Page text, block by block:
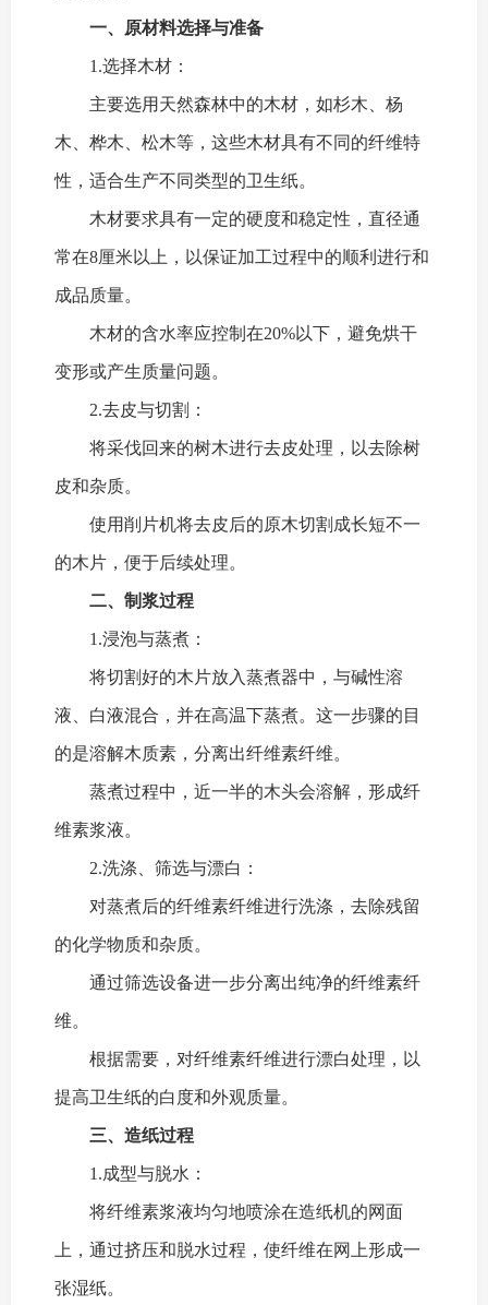
一、原材料选择与准备
1.选择木材：
主要选用天然森林中的木材，如杉木、杨
木、桦木、松木等，这些木材具有不同的纤维特
性，适合生产不同类型的卫生纸。
木材要求具有一定的硬度和稳定性，直径通
常在8厘米以上，以保证加工过程中的顺利进行和
成品质量。
木材的含水率应控制在20%以下，避免烘干
变形或产生质量问题。
2.去皮与切割：
将采伐回来的树木进行去皮处理，以去除树
皮和杂质。
使用削片机将去皮后的原木切割成长短不一
的木片，便于后续处理。
二、制浆过程
1.浸泡与蒸煮：
将切割好的木片放入蒸煮器中，与碱性溶
液、白液混合，并在高温下蒸煮。这一步骤的目
的是溶解木质素，分离出纤维素纤维。
蒸煮过程中，近一半的木头会溶解，形成纤
维素浆液。
2.洗涤、筛选与漂白：
对蒸煮后的纤维素纤维进行洗涤，去除残留
的化学物质和杂质。
通过筛选设备进一步分离出纯净的纤维素纤
维。
根据需要，对纤维素纤维进行漂白处理，以
提高卫生纸的白度和外观质量。
三、造纸过程
1.成型与脱水：
将纤维素浆液均匀地喷涂在造纸机的网面
上，通过挤压和脱水过程，使纤维在网上形成一
张湿纸。